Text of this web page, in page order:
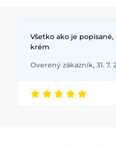
Všetko ako je popísané,
krém
Overený zákazník, 31. 7.